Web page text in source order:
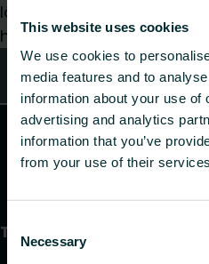
This website uses cookies
We use cookies to
media features and to
information about your use of
advertising and analytics
information that you’ve
from your use of their services.
Selection
Necessary
lõppkasutaja, valige
hea meelega teie päringule.
Kontaktid
Tooted